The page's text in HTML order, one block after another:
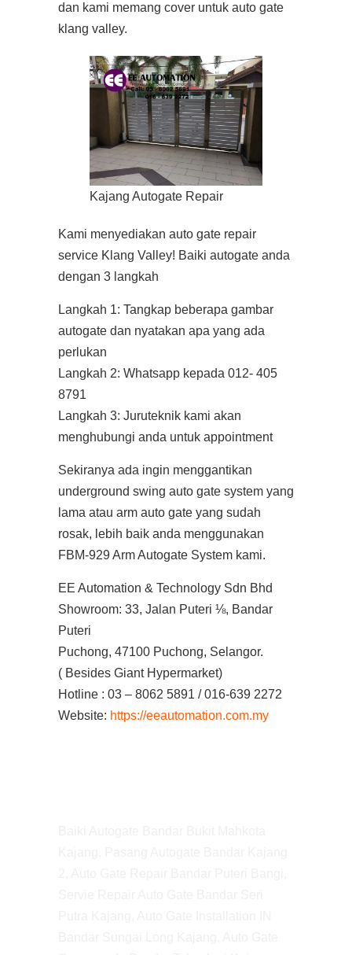
dan kami memang cover untuk auto gate
klang valley.
Kajang Autogate Repair
Kami menyediakan auto gate repair
service Klang Valley! Baiki autogate anda
dengan 3 langkah
Langkah 1: Tangkap beberapa gambar
autogate dan nyatakan apa yang ada
perlukan
Langkah 2: Whatsapp kepada 012- 405
8791
Langkah 3: Juruteknik kami akan
menghubungi anda untuk appointment
Sekiranya ada ingin menggantikan
underground swing auto gate system yang
lama atau arm auto gate yang sudah
rosak, lebih baik anda menggunakan
FBM-929 Arm Autogate System kami.
EE Automation & Technology Sdn Bhd
Showroom: 33, Jalan Puteri ⅛, Bandar
Puteri
Puchong, 47100 Puchong, Selangor.
( Besides Giant Hypermarket)
Hotline : 03 – 8062 5891 / 016-639 2272
Website: https://eeautomation.com.my